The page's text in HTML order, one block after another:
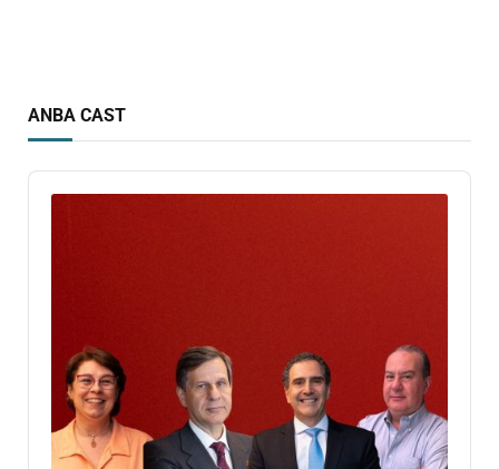
ANBA CAST
Audio
Player